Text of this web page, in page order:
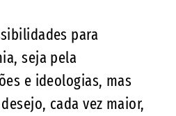
para
seja pela
e ideologias, mas
cada vez maior,